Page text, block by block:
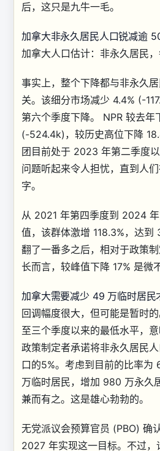
后，这只是九牛一毛。
加拿大非永久居民人口锐减逾
加拿大人口估计：非永久居民，
事实上，整个下降都与非永久
关。该细分市场减少 4.4% (-
第六个季度下降。 NPR 较去年
(-524.4k)，较历史高位下降
团目前处于 2023 年第二季度
问题听起来令人担忧，直到人
字。
从 2021 年第四季度到 2024
值，该群体激增 118.3%，达到
翻了一番多之后，相对于政策
长而言，较峰值下降 17% 是微
加拿大需要减少 49 万临时居民
回调幅度很大，但可能是暂时
至三个季度以来的最低水平，意
政策制定者承诺将非永久居民
口的5%。考虑到目前的比率为
万临时居民，增加 980 万永久
兼而有之。这是雄心勃勃的。
无党派议会预算官员 (PBO) 确
2027 年实现这一目标。不过，